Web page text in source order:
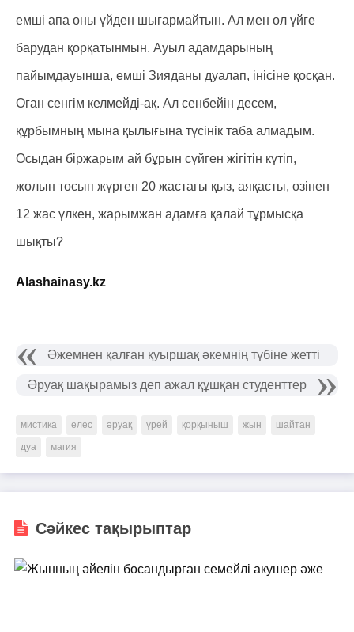
емші апа оны үйден шығармайтын. Ал мен ол үйге
барудан қорқатынмын. Ауыл адамдарының
пайымдауынша, емші Зияданы дуалап, інісіне қосқан.
Оған сенгім келмейді-ақ. Ал сенбейін десем,
құрбымның мына қылығына түсінік таба алмадым.
Осыдан біржарым ай бұрын сүйген жігітін күтіп,
жолын тосып жүрген 20 жастағы қыз, аяқасты, өзінен
12 жас үлкен, жарымжан адамға қалай тұрмысқа
шықты?
Alashainasy.kz
Әжемнен қалған қуыршақ әкемнің түбіне жетті
Әруақ шақырамыз деп ажал құшқан студенттер
мистика елес әруақ үрей қорқыныш жын
шайтан
дуа
магия
Сәйкес тақырыптар